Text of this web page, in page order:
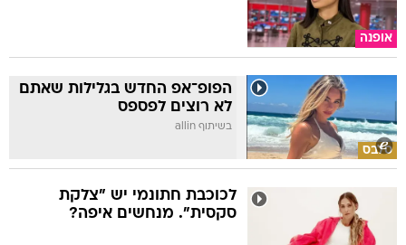
אופנה
סלבס
הפופ־אפ החדש בגלילות שאתם
לא רוצים לפספס
בשיתוף allin
לכוכבת חתונמי יש "צלקת
סקסית". מנחשים איפה?